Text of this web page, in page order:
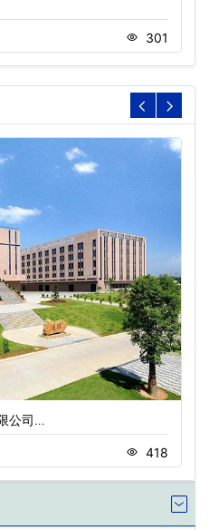
301
公司…
418